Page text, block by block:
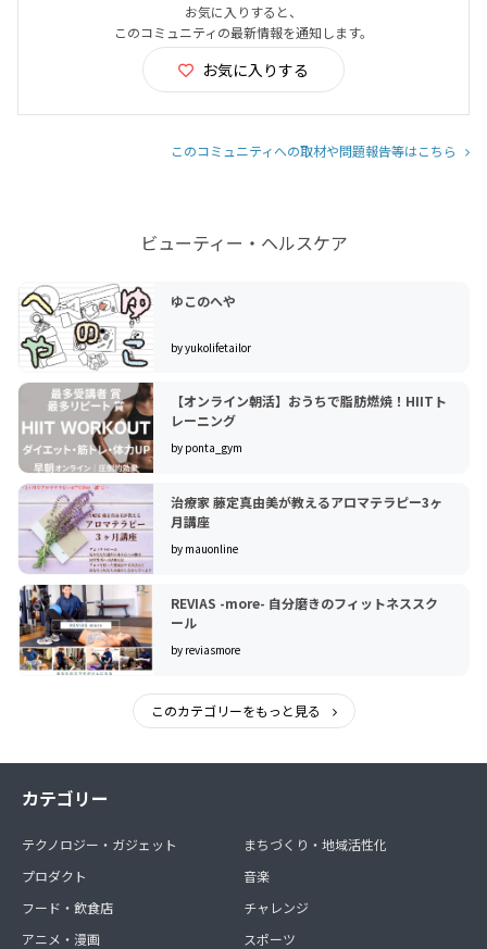
お気に入りすると、
このコミュニティの最新情報を通知します。
お気に入りする
このコミュニティへの取材や問題報告等はこちら
ビューティー・ヘルスケア
ゆこのへや
by yukolifetailor
【オンライン朝活】おうちで脂肪燃焼！HIITト
レーニング
by ponta_gym
治療家 藤定真由美が教えるアロマテラピー3ヶ
月講座
by mauonline
REVIAS -more- 自分磨きのフィットネススク
ール
by reviasmore
このカテゴリーをもっと見る
カテゴリー
テクノロジー・ガジェット
プロダクト
フード・飲食店
アニメ・漫画
まちづくり・地域活性化
音楽
チャレンジ
スポーツ